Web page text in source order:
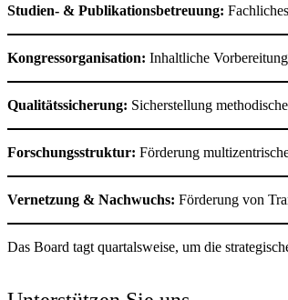
Studien- & Publikationsbetreuung:
Kongressorganisation: Inhaltliche
Qualitätssicherung: Sicherstellung
Forschungsstruktur: Förderung
Vernetzung & Nachwuchs: Förderung von
Das Board tagt quartalsweise, um die